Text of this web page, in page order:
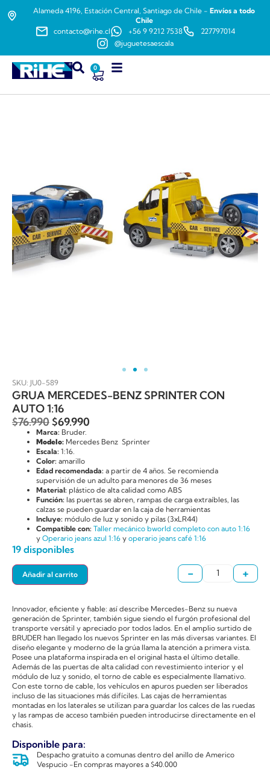
Alameda 4196, Estación Central, Santiago de Chile - Envíos a todo
Chile
contacto@rihe.cl
+56 9 9212 7538
227797014
@juguetesaescala
0
SKU: JU0-589
GRUA MERCEDES-BENZ SPRINTER CON
AUTO 1:16
$76.990$69.990
Marca: Bruder.
Modelo: Mercedes Benz Sprinter
Escala: 1:16.
Color: amarillo
Edad recomendada: a partir de 4 años. Se recomienda
supervisión de un adulto para menores de 36 meses
Material: plástico de alta calidad como ABS
Función: las puertas se abren, rampas de carga extraíbles, las
calzas se pueden guardar en la caja de herramientas
Incluye: módulo de luz y sonido y pilas (3xLR44)
Compatible con: Taller mecánico bworld completo con auto 1:16
y Operario jeans azul 1:16 y operario jeans café 1:16
19 disponibles
- +
Añadir al carrito
Innovador, eficiente y fiable: así describe Mercedes-Benz su nueva
generación de Sprinter, también sigue siendo el furgón profesional del
transporte versátil y apreciado por todos lados. En el amplio surtido de
BRUDER han llegado los nuevos Sprinter en las más diversas variantes. El
diseño elegante y moderno de la grúa llama la atención a primera vista.
Posee una plataforma inspirada en el original hasta el último detalle.
Además de las puertas de alta calidad con revestimiento interior y el
módulo de luz y sonido, el torno de cable es especialmente llamativo.
Con este torno de cable, los vehículos en apuros pueden ser liberados
incluso de las situaciones más difíciles. Las cajas de herramientas
montadas en los laterales se utilizan para guardar los calces de las ruedas
y las rampas de acceso también pueden introducirse directamente en el
chasis.
Disponible para:
Despacho gratuito a comunas dentro del anillo de Americo
Vespucio -En compras mayores a $40.000